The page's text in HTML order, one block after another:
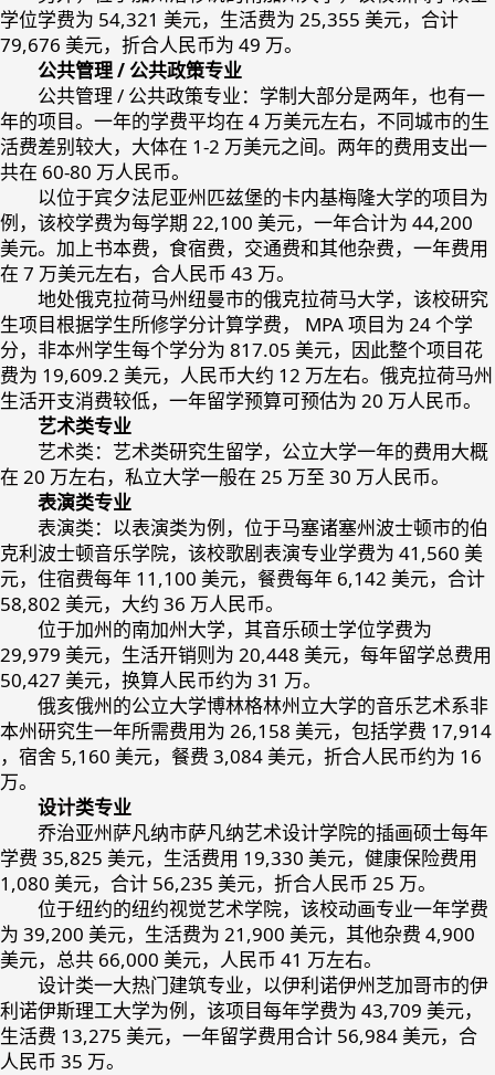
学位学费为 54,321 美元，生活费为 25,355 美元，合计
79,676 美元，折合人民币为 49 万。
公共管理 / 公共政策专业
公共管理 / 公共政策专业：学制大部分是两年，也有一
年的项目。一年的学费平均在 4 万美元左右，不同城市的生
活费差别较大，大体在 1-2 万美元之间。两年的费用支出一
共在 60-80 万人民币。
以位于宾夕法尼亚州匹兹堡的卡内基梅隆大学的项目为
例，该校学费为每学期 22,100 美元，一年合计为 44,200
美元。加上书本费，食宿费，交通费和其他杂费，一年费用
在 7 万美元左右，合人民币 43 万。
地处俄克拉荷马州纽曼市的俄克拉荷马大学，该校研究
生项目根据学生所修学分计算学费， MPA 项目为 24 个学
分，非本州学生每个学分为 817.05 美元，因此整个项目花
费为 19,609.2 美元，人民币大约 12 万左右。俄克拉荷马州
生活开支消费较低，一年留学预算可预估为 20 万人民币。
艺术类专业
艺术类：艺术类研究生留学，公立大学一年的费用大概
在 20 万左右，私立大学一般在 25 万至 30 万人民币。
表演类专业
表演类：以表演类为例，位于马塞诸塞州波士顿市的伯
克利波士顿音乐学院，该校歌剧表演专业学费为 41,560 美
元，住宿费每年 11,100 美元，餐费每年 6,142 美元，合计
58,802 美元，大约 36 万人民币。
位于加州的南加州大学，其音乐硕士学位学费为
29,979 美元，生活开销则为 20,448 美元，每年留学总费用
50,427 美元，换算人民币约为 31 万。
俄亥俄州的公立大学博林格林州立大学的音乐艺术系非
本州研究生一年所需费用为 26,158 美元，包括学费 17,914
，宿舍 5,160 美元，餐费 3,084 美元，折合人民币约为 16
万。
设计类专业
乔治亚州萨凡纳市萨凡纳艺术设计学院的插画硕士每年
学费 35,825 美元，生活费用 19,330 美元，健康保险费用
1,080 美元，合计 56,235 美元，折合人民币 25 万。
位于纽约的纽约视觉艺术学院，该校动画专业一年学费
为 39,200 美元，生活费为 21,900 美元，其他杂费 4,900
美元，总共 66,000 美元，人民币 41 万左右。
设计类一大热门建筑专业，以伊利诺伊州芝加哥市的伊
利诺伊斯理工大学为例，该项目每年学费为 43,709 美元，
生活费 13,275 美元，一年留学费用合计 56,984 美元，合
人民币 35 万。